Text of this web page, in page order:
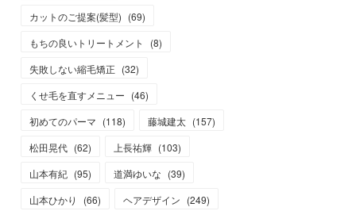
カットのご提案(髪型) (69)
もちの良いトリートメント
(8)
失敗しない縮毛矯正 (32)
くせ毛を直すメニュー (46)
初めてのパーマ (118) 藤城建太 (157)
松田晃代 (62) 上長祐輝 (103)
山本有紀 (95) 道満ゆいな (39)
山本ひかり
(66) ヘアデザイン (249)